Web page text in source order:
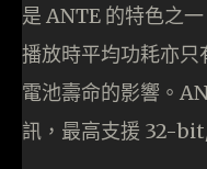
是 ANTE 的特色之
播放時平均功耗亦
電池壽命的影響。
訊，最高支援 32-